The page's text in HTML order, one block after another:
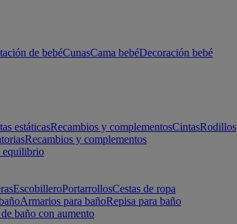
de bebéCunasCama bebéDecoración bebé
estáticasRecambios y complementosCintasRodillos
Recambios y complementos
equilibrio
EscobilleroPortarrollosCestas de ropa
Armarios para bañoRepisa para baño
baño con aumento